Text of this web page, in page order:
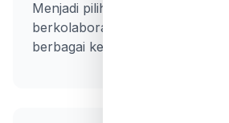
Menjadi pilihan utama mitra
berkolaborasi dan bersinergi
berbagai kegiatan/usaha sosial.